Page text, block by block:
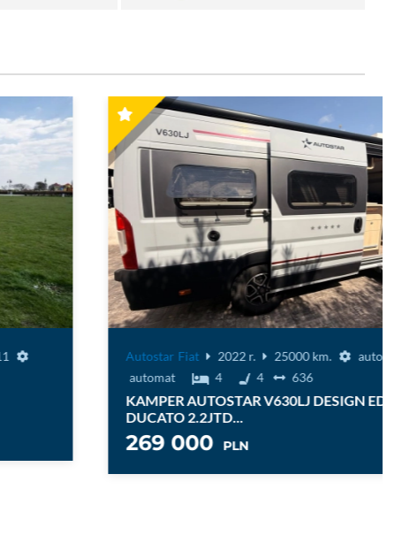
2022 r. 25000 km.
automat
4 4 636
KAMPER AUTOSTAR V630LJ DESIGN EDIT.
DUCATO 2.2JTD...
269 000 PLN